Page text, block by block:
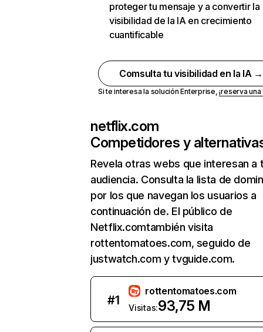
proteger tu mensaje y a convertir la
visibilidad de la IA en crecimiento
cuantificable
Comsulta tu visibilidad en la IA →
Si te interesa la solución Enterprise,¡reserva
netflix.com
Competidores y
Revela otras webs que interesan a
audiencia. Consulta la lista de
por los que navegan los usuarios a
continuación de. El público de
Netflix.comtambién visita
rottentomatoes.com, seguido de
justwatch.com y tvguide.com.
#1
rottentomatoes.com
Visitas:93,75 M